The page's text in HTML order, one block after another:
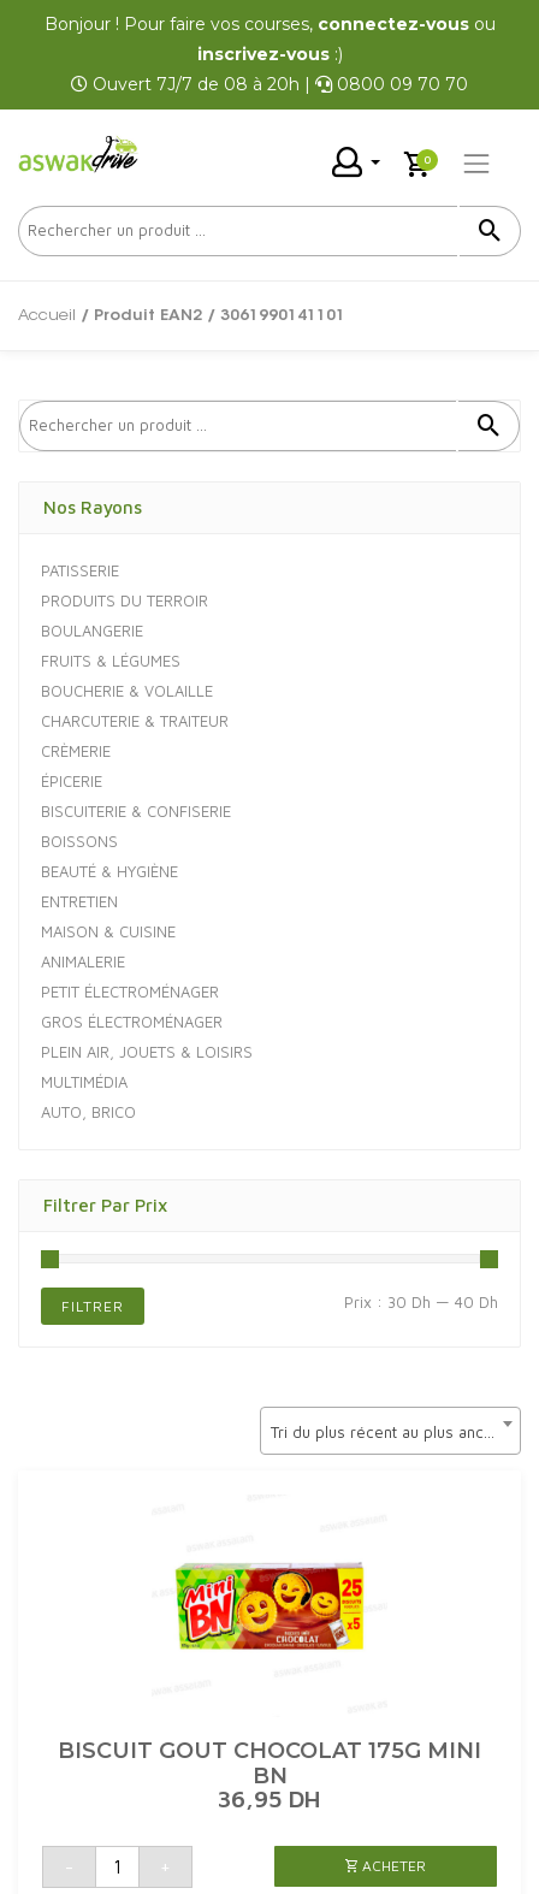
Bonjour ! Pour faire vos courses, connectez-vousou
inscrivez-vous:)
Ouvert 7J/7 de 08 à 20h |
0800 09 70 70
0
Accueil / Produit EAN2 / 3061990141101
Nos Rayons
PATISSERIE
PRODUITS DU TERROIR
BOULANGERIE
FRUITS & LÉGUMES
BOUCHERIE & VOLAILLE
CHARCUTERIE & TRAITEUR
CRÈMERIE
ÉPICERIE
BISCUITERIE & CONFISERIE
BOISSONS
BEAUTÉ & HYGIÈNE
ENTRETIEN
MAISON & CUISINE
ANIMALERIE
PETIT ÉLECTROMÉNAGER
GROS ÉLECTROMÉNAGER
PLEIN AIR, JOUETS & LOISIRS
MULTIMÉDIA
AUTO, BRICO
Filtrer Par Prix
FILTRER Prix : 30 Dh — 40 Dh
BISCUIT GOUT CHOCOLAT 175G MINI
BN
36,95 DH
-
quantité
BISCUIT
+ ACHETER